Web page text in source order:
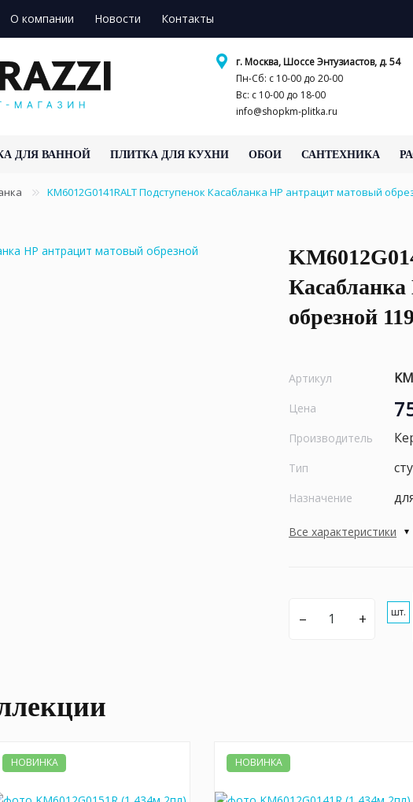
О компании Новости Контакты
г. Москва, Шоссе Энтузиастов, д. 54
Пн-Сб: с 10-00 до 20-00
Вс: с 10-00 до 18-00
info@shopkm-plitka.ru
ДЛЯ ВАННОЙ ПЛИТКА ДЛЯ КУХНИ ОБОИ САНТЕХНИКА
KM6012G0141RALT Подступенок Касабланка HP антрацит матовый
обрезной
Артикул
Цена
Производитель
Тип
Назначение
Все характеристики
– + шт.
НОВИНКА НОВИНКА